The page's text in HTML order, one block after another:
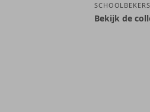
SCHOOLBEKERS
Bekijk de